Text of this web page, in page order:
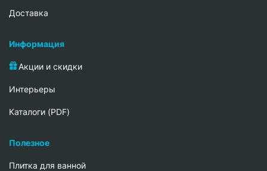
Доставка
Информация
Акции и скидки
Интерьеры
Каталоги (PDF)
Полезное
Плитка для ванной